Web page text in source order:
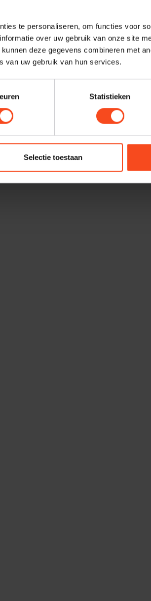
te personaliseren, om functies voor
over uw gebruik van onze site
deze gegevens combineren met
van uw gebruik van hun services.
Statistieken
Selectie toestaan